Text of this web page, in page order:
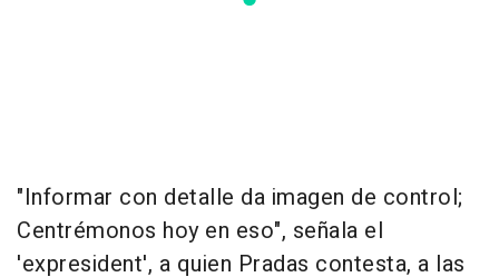
"Informar con detalle da imagen de control;
Centrémonos hoy en eso", señala el
'expresident', a quien Pradas contesta, a las